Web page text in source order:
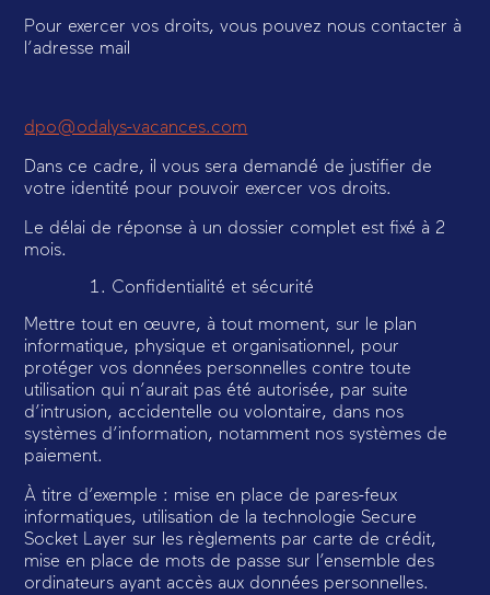
Pour exercer vos droits, vous pouvez nous contacter à
l’adresse mail
dpo@odalys-vacances.com
Dans ce cadre, il vous sera demandé de justifier de
votre identité pour pouvoir exercer vos droits.
Le délai de réponse à un dossier complet est fixé à 2
mois.
Confidentialité et sécurité
Mettre tout en œuvre, à tout moment, sur le plan
informatique, physique et organisationnel, pour
protéger vos données personnelles contre toute
utilisation qui n’aurait pas été autorisée, par suite
d’intrusion, accidentelle ou volontaire, dans nos
systèmes d’information, notamment nos systèmes de
paiement.
À titre d’exemple : mise en place de pares-feux
informatiques, utilisation de la technologie Secure
Socket Layer sur les règlements par carte de crédit,
mise en place de mots de passe sur l’ensemble des
ordinateurs ayant accès aux données personnelles.